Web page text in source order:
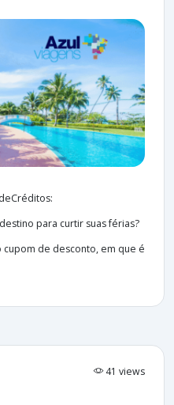
para curtir suas férias?
cupom de desconto, em que é
41 views